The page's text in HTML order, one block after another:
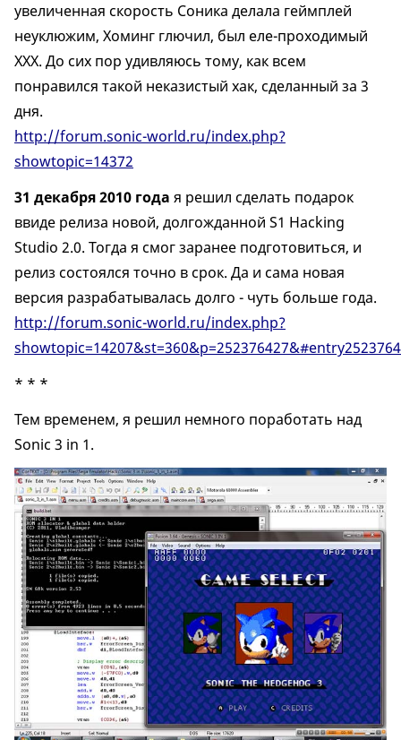
увеличенная скорость Соника делала геймплей
неуклюжим, Хоминг глючил, был еле-проходимый
ХХХ. До сих пор удивляюсь тому, как всем
понравился такой неказистый хак, сделанный за 3
дня.
http://forum.sonic-world.ru/index.php?
showtopic=14372
31 декабря 2010 года я решил сделать подарок
ввиде релиза новой, долгожданной S1 Hacking
Studio 2.0. Тогда я смог заранее подготовиться, и
релиз состоялся точно в срок. Да и сама новая
версия разрабатывалась долго - чуть больше года.
http://forum.sonic-world.ru/index.php?
* * *
Тем временем, я решил немного поработать над
Sonic 3 in 1.